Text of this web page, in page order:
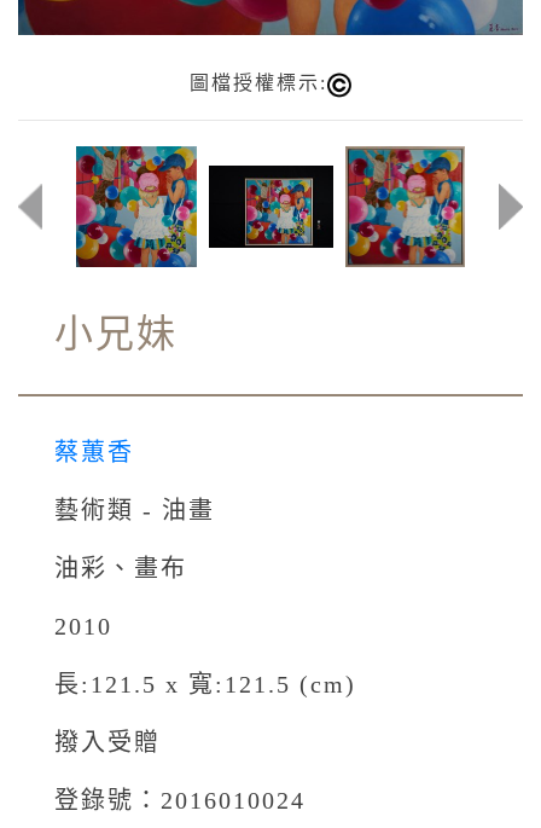
圖檔授權標示:
小兄妹
蔡蕙香
藝術類 - 油畫
油彩、畫布
2010
長:121.5 x 寬:121.5 (cm)
撥入受贈
登錄號：2016010024